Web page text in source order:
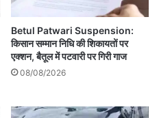
Betul Patwari Suspension:
किसान सम्मान निधि की शिकायतों पर
एक्शन, बैतूल में पटवारी पर गिरी गाज
08/08/2026